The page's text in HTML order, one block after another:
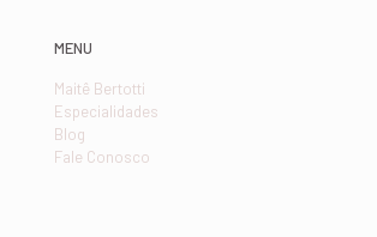
MENU
Maitê Bertotti
Especialidades
Blog
Fale Conosco